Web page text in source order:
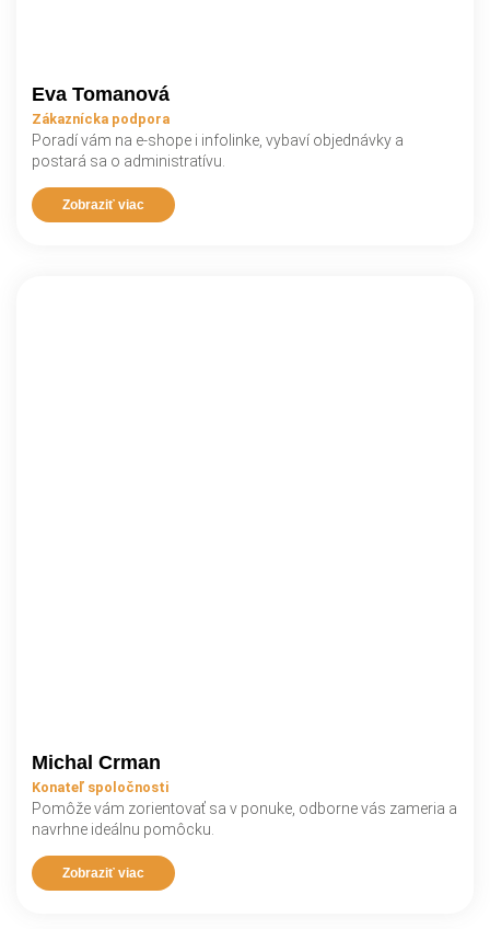
Eva Tomanová
Zákaznícka podpora
Poradí vám na e-shope i infolinke, vybaví objednávky a
postará sa o administratívu.
Zobraziť viac
Michal Crman
Konateľ spoločnosti
Pomôže vám zorientovať sa v ponuke, odborne vás zameria a
navrhne ideálnu pomôcku.
Zobraziť viac